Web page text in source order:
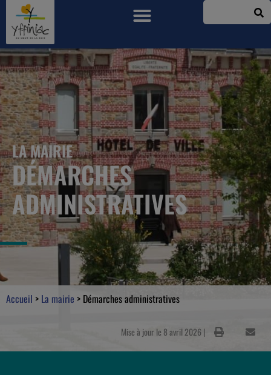
LA MAIRIE
DÉMARCHES
ADMINISTRATIVES
Accueil > La mairie > Démarches administratives
Mise à jour le 8 avril 2026 |